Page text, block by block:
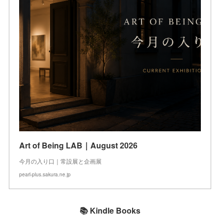
Art of Being LAB｜August 2026
今月の入り口｜常設展と企画展
pearl-plus.sakura.ne.jp
📚 Kindle Books